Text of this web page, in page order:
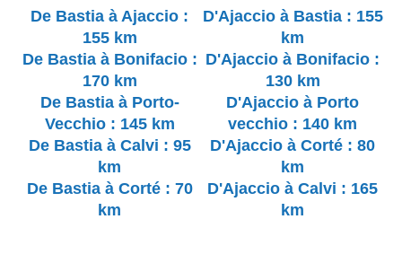
De Bastia à Ajaccio :
155 km
De Bastia à Bonifacio :
170 km
De Bastia à Porto-
Vecchio : 145 km
De Bastia à Calvi : 95
km
De Bastia à Corté : 70
km
D'Ajaccio à Bastia : 155
km
D'Ajaccio à Bonifacio :
130 km
D'Ajaccio à Porto
vecchio : 140 km
D'Ajaccio à Corté : 80
km
D'Ajaccio à Calvi : 165
km